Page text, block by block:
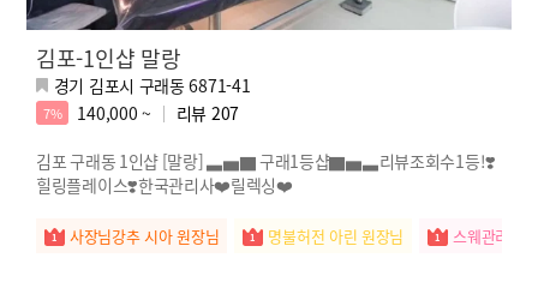
김포-1인샵 말랑
경기 김포시 구래동 6871-41
7% 140,000 ~ 리뷰 207
김포 구래동 1인샵 [말랑] ▃▅▇ 구래1등샵▇▅▃리뷰조회수1등!❣️
힐링플레이스❣️한국관리사❤️릴렉싱❤️
사장님강추 시아 원장님 명불허전 아린 원장님 스웨관리짱